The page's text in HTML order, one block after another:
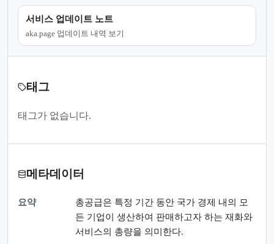
서비스 업데이트 노트
aka.page 업데이트 내역 보기
태그
태그가 없습니다.
메타데이터
요약
총공급은 특정 기간 동안 국가 경제 내의 모
든 기업이 생산하여 판매하고자 하는 재화와
서비스의 총량을 의미한다.